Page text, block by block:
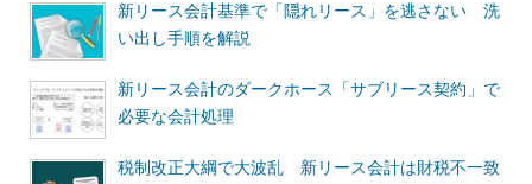
新リース会計基準で「隠れリース」を逃さない 洗
い出し手順を解説
新リース会計のダークホース「サブリース契約」で
必要な会計処理
税制改正大綱で大波乱 新リース会計は財税不一致